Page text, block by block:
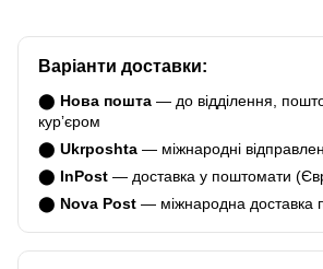
Варіанти доставки:
⬤ Нова пошта — до відділення,
курʼєром
⬤ Ukrposhta — міжнародні
⬤ InPost — доставка у поштомати
⬤ Nova Post — міжнародна доставка